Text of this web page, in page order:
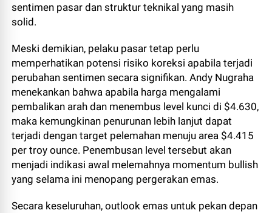
sentimen pasar dan struktur teknikal yang masih
solid.
Meski demikian, pelaku pasar tetap perlu
memperhatikan potensi risiko koreksi apabila terjadi
perubahan sentimen secara signifikan. Andy Nugraha
menekankan bahwa apabila harga mengalami
pembalikan arah dan menembus level kunci di $4.630,
maka kemungkinan penurunan lebih lanjut dapat
terjadi dengan target pelemahan menuju area $4.415
per troy ounce. Penembusan level tersebut akan
menjadi indikasi awal melemahnya momentum bullish
yang selama ini menopang pergerakan emas.
Secara keseluruhan, outlook emas untuk pekan depan